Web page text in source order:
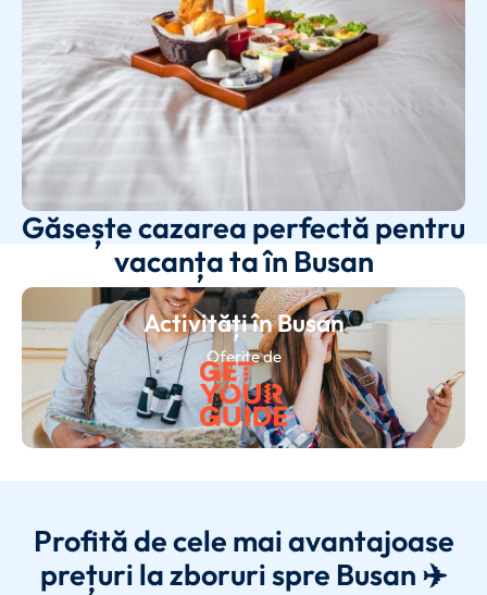
Găsește cazarea perfectă pentru
vacanța ta în Busan
Activități în Busan
Oferite de
Profită de cele mai avantajoase
prețuri la zboruri spre Busan ✈️